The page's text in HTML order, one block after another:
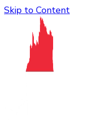
Skip to Content